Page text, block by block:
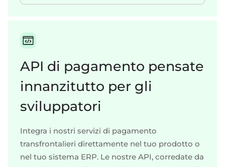
API di pagamento pensate
innanzitutto per gli
sviluppatori
Integra i nostri servizi di pagamento
transfrontalieri direttamente nel tuo prodotto o
nel tuo sistema ERP. Le nostre API, corredate da